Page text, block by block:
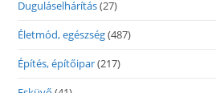
Duguláselhárítás(27)
Életmód, egészség(487)
Építés, építőipar(217)